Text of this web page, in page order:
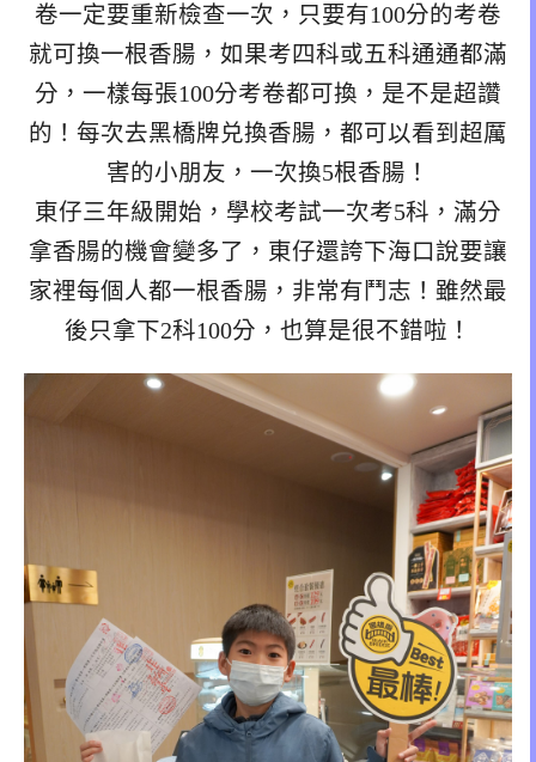
卷一定要重新檢查一次，只要有100分的考卷
就可換一根香腸，如果考四科或五科通通都滿
分，一樣每張100分考卷都可換，是不是超讚
的！每次去黑橋牌兑換香腸，都可以看到超厲
害的小朋友，一次換5根香腸！
東仔三年級開始，學校考試一次考5科，滿分
拿香腸的機會變多了，東仔還誇下海口說要讓
家裡每個人都一根香腸，非常有鬥志！雖然最
後只拿下2科100分，也算是很不錯啦！